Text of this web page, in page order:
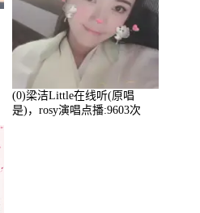
(0)梁洁Little在线听(原唱
是)，rosy演唱点播:9603次